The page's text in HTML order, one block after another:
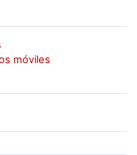
móviles